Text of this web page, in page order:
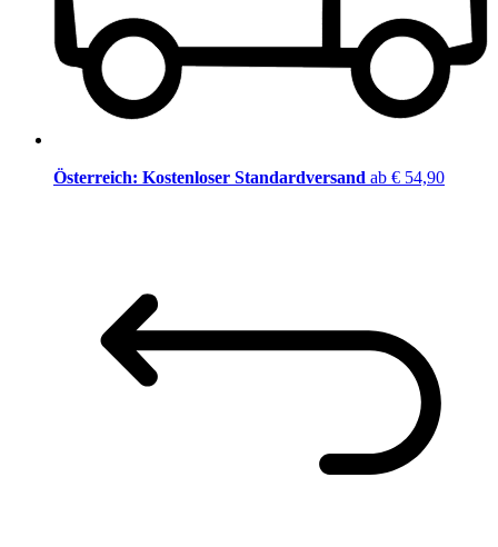
Österreich: Kostenloser Standardversand ab € 54,90